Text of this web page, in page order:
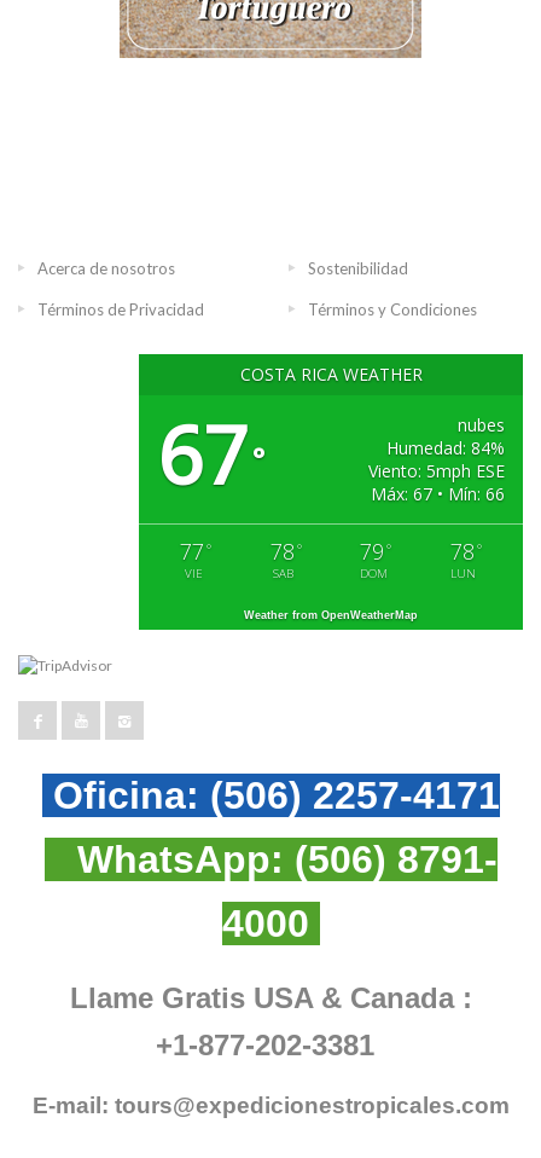
Acerca de nosotros Sostenibilidad
Términos de Privacidad Términos y Condiciones
COSTA RICA WEATHER
67°
nubes
Humedad: 84%
Viento: 5mph ESE
Máx: 67 • Mín: 66
77 °
VIE
78 °
SAB
79 °
DOM
78 °
LUN
Weather from OpenWeatherMap
Oficina: (506) 2257-4171
WhatsApp: (506) 8791-
4000
Llame Gratis USA & Canada :
+1-877-202-3381
E-mail: tours@expedicionestropicales.com